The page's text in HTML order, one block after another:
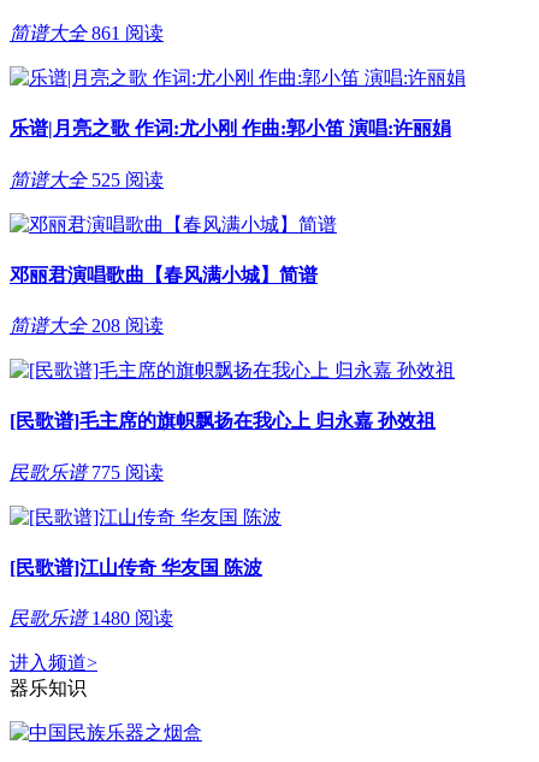
简谱大全 861 阅读
乐谱|月亮之歌 作词:尤小刚 作曲:郭小笛 演唱:许丽娟
简谱大全 525 阅读
邓丽君演唱歌曲【春风满小城】简谱
简谱大全 208 阅读
[民歌谱]毛主席的旗帜飘扬在我心上 归永嘉 孙效祖
民歌乐谱 775 阅读
[民歌谱]江山传奇 华友国 陈波
民歌乐谱 1480 阅读
进入频道>
器乐知识